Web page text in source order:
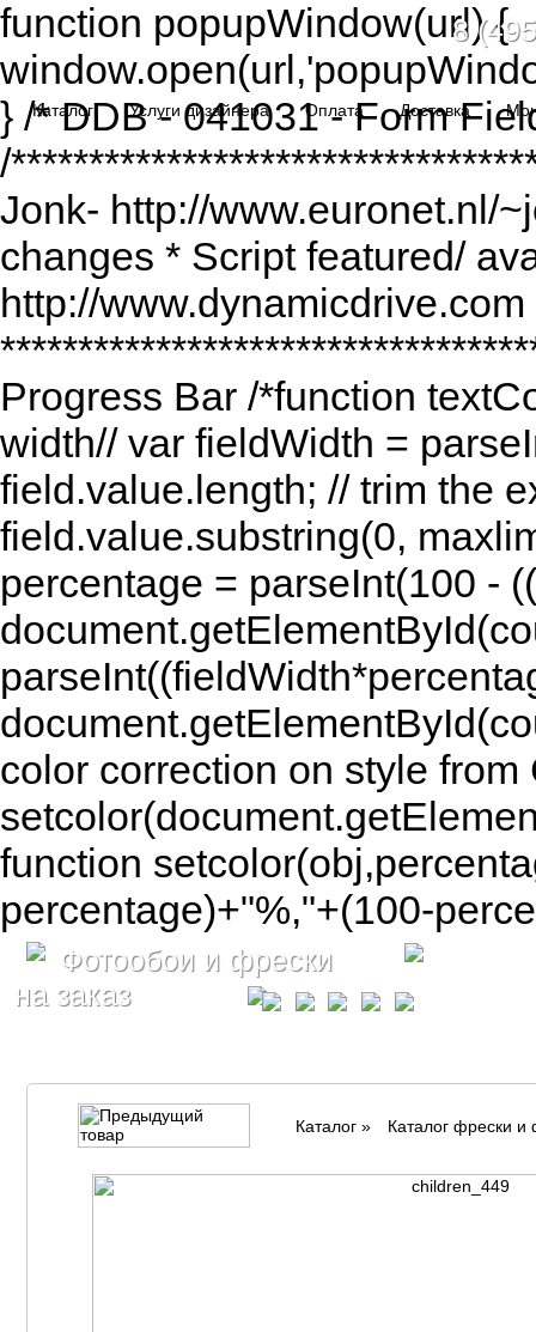
function popupWindow(url) {
} /* DDB - 041031 - Form
/
Jonk- http://www.euronet.nl/
changes * Script featured/
http://
Progress Bar /*function
width// var fieldWidth =
field.value.length; // trim the
field.value.substring(0,
percentage = parseInt(100 -
color correction on style
function
percentage)+"%,"+(100-
Фотообои и фрески
на заказ
8
Каталог Услуги дизайнера Оплата Доставка
Каталог » Каталог фрески и